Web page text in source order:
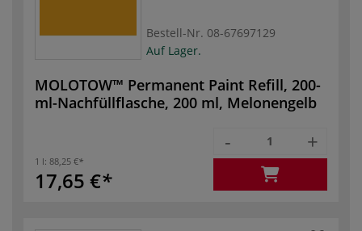
Bestell-Nr. 08-67697129
Auf Lager.
MOLOTOW™ Permanent Paint Refill, 200-
ml-Nachfüllflasche, 200 ml, Melonengelb
1 l: 88,25 €
17,65 €
- +